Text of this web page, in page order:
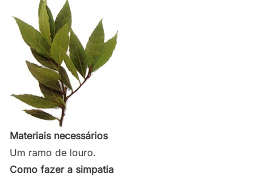
Materiais necessários
Um ramo de louro.
Como fazer a simpatia